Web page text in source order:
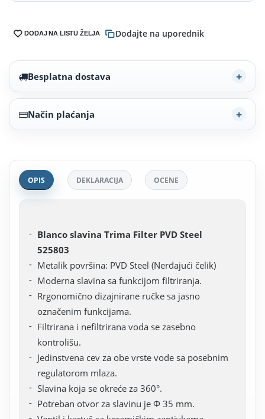
DODAJ NA LISTU ŽELJA Dodajte na uporednik
Besplatna dostava
Način plaćanja
OPIS DEKLARACIJA OCENE
Blanco slavina Trima Filter PVD Steel
525803
Metalik površina: PVD Steel (Nerđajući čelik)
Moderna slavina sa funkcijom filtriranja.
Rrgonomično dizajnirane ručke sa jasno
označenim funkcijama.
Filtrirana i nefiltrirana voda se zasebno
kontrolišu.
Jedinstvena cev za obe vrste vode sa posebnim
regulatorom mlaza.
Slavina koja se okreće za 360°.
Potreban otvor za slavinu je Φ 35 mm.